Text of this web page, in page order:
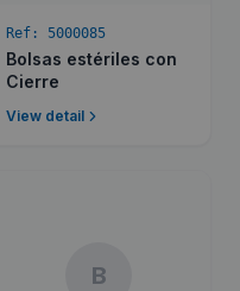
Ref: 5000085
Bolsas estériles con
Cierre
View detail
B